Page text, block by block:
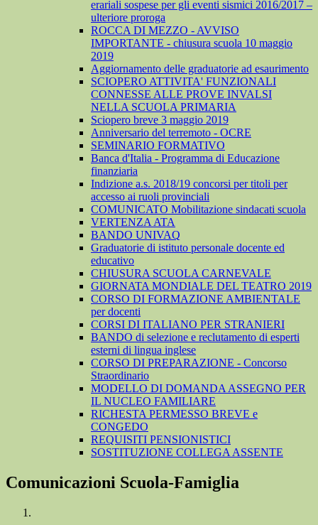
erariali sospese per gli eventi sismici 2016/2017 –
ulteriore proroga
ROCCA DI MEZZO - AVVISO
IMPORTANTE - chiusura scuola 10 maggio
2019
Aggiornamento delle graduatorie ad esaurimento
SCIOPERO ATTIVITA' FUNZIONALI
CONNESSE ALLE PROVE INVALSI
NELLA SCUOLA PRIMARIA
Sciopero breve 3 maggio 2019
Anniversario del terremoto - OCRE
SEMINARIO FORMATIVO
Banca d'Italia - Programma di Educazione
finanziaria
Indizione a.s. 2018/19 concorsi per titoli per
accesso ai ruoli provinciali
COMUNICATO Mobilitazione sindacati scuola
VERTENZA ATA
BANDO UNIVAQ
Graduatorie di istituto personale docente ed
educativo
CHIUSURA SCUOLA CARNEVALE
GIORNATA MONDIALE DEL TEATRO 2019
CORSO DI FORMAZIONE AMBIENTALE
per docenti
CORSI DI ITALIANO PER STRANIERI
BANDO di selezione e reclutamento di esperti
esterni di lingua inglese
CORSO DI PREPARAZIONE - Concorso
Straordinario
MODELLO DI DOMANDA ASSEGNO PER
IL NUCLEO FAMILIARE
RICHESTA PERMESSO BREVE e
CONGEDO
REQUISITI PENSIONISTICI
SOSTITUZIONE COLLEGA ASSENTE
Comunicazioni Scuola-Famiglia